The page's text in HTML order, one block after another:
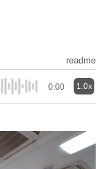
readme
0:00 1.0x